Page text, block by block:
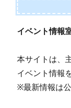
イベント情報
本サイトは、
イベント情報
※最新情報は